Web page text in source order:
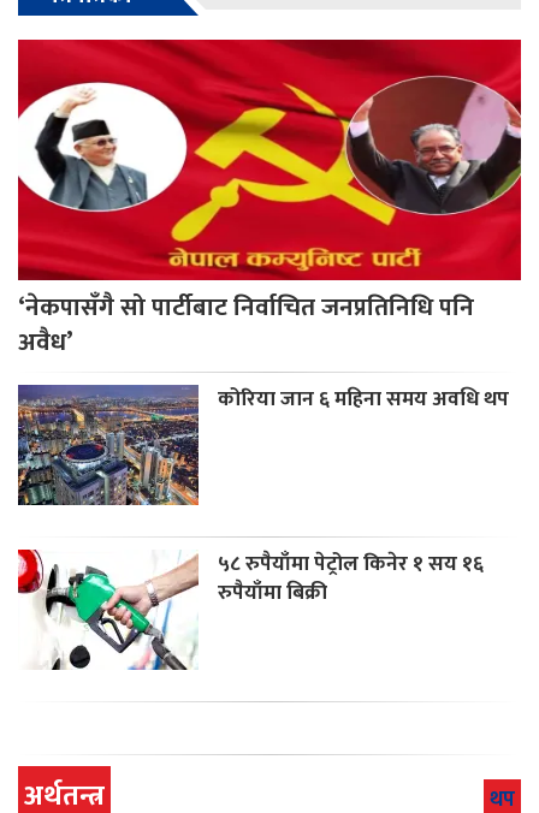
‘नेकपासँगै सो पार्टीबाट निर्वाचित जनप्रतिनिधि पनि
अवैध’
कोरिया जान ६ महिना समय अवधि थप
५८ रुपैयाँमा पेट्रोल किनेर १ सय १६
रुपैयाँमा बिक्री
अर्थतन्त्र थप